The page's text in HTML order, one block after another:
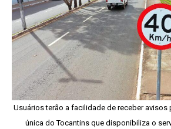
Usuários terão a facilidade de receber avisos
única do Tocantins que disponibiliza o